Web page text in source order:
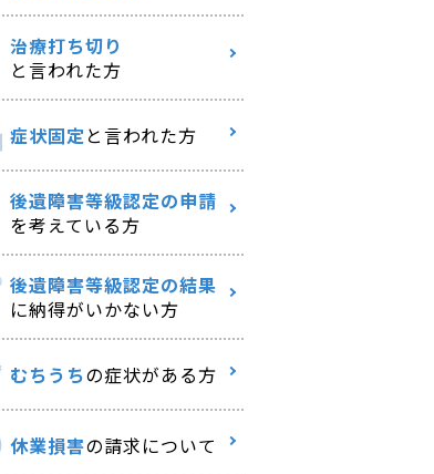
治療打ち切り
と言われた方
症状固定と言われた方
後遺障害等級認定の申請
を考えている方
後遺障害等級認定の結果
に納得がいかない方
むちうちの症状がある方
休業損害の請求について